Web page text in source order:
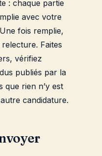
: chaque partie
avec votre
fois remplie,
Faites
vérifiez
publiés par la
rien n’y est
candidature.